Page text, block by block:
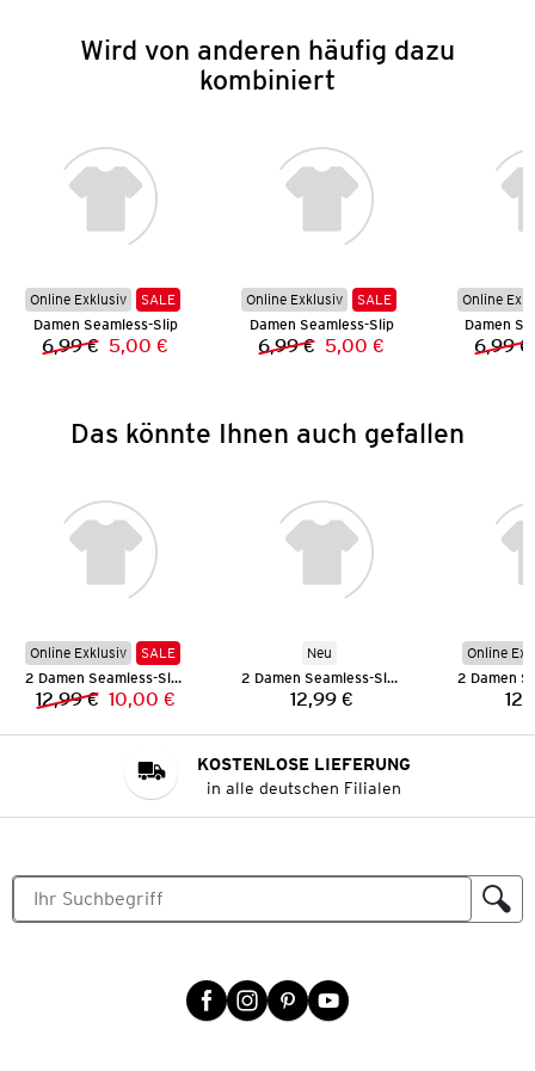
Wird von anderen häufig dazu
kombiniert
Online Exklusiv
SALE
Damen Seamless-Slip
Vorheriger Preis:
6,99 € Neuer Preis:
5,00 €
Online Exklusiv
SALE
Damen Seamless-Slip
Vorheriger Preis:
6,99 € Neuer Preis:
5,00 €
Online
Damen
6,99 €
Das könnte Ihnen auch gefallen
Online Exklusiv
SALE
2 Damen Seamless-Slips
Vorheriger Preis:
12,99 € Neuer Preis:
10,00 €
Neu
2 Damen Seamless-Slips
Preis:
12,99 €
Online
KOSTENLOSE LIEFERUNG
in alle deutschen Filialen